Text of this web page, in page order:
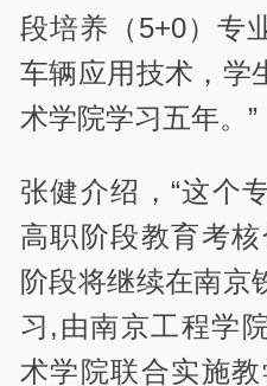
段培养（5+0）专
车辆应用技术，学
术学院学习五年。”
张健介绍，“这个
高职阶段教育考
阶段将继续在南京
习,由南京工程学
术学院联合实施